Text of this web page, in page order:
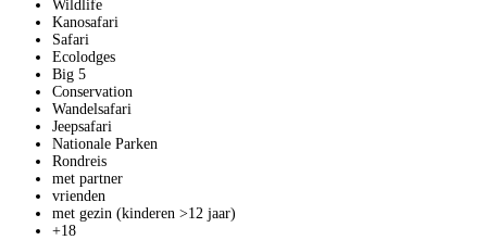
Wildlife
Kanosafari
Safari
Ecolodges
Big 5
Conservation
Wandelsafari
Jeepsafari
Nationale Parken
Rondreis
met partner
vrienden
met gezin (kinderen >12 jaar)
+18